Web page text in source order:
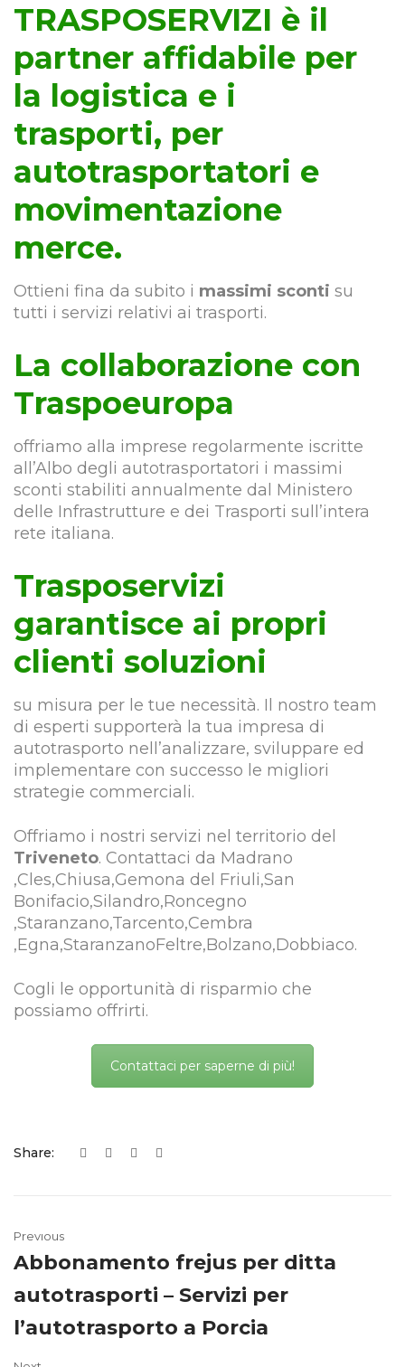
TRASPOSERVIZI è il
partner affidabile per
la logistica e i
trasporti, per
autotrasportatori e
movimentazione
merce.
Ottieni fina da subito i massimi sconti su
tutti i servizi relativi ai trasporti.
La collaborazione con
Traspoeuropa
offriamo alla imprese regolarmente iscritte
all’Albo degli autotrasportatori i massimi
sconti stabiliti annualmente dal Ministero
delle Infrastrutture e dei Trasporti sull’intera
rete italiana.
Trasposervizi
garantisce ai propri
clienti soluzioni
su misura per le tue necessità. Il nostro team
di esperti supporterà la tua impresa di
autotrasporto nell’analizzare, sviluppare ed
implementare con successo le migliori
strategie commerciali.
Offriamo i nostri servizi nel territorio del
Triveneto. Contattaci da Madrano
,Cles,Chiusa,Gemona del Friuli,San
Bonifacio,Silandro,Roncegno
,Staranzano,Tarcento,Cembra
,Egna,StaranzanoFeltre,Bolzano,Dobbiaco.
Cogli le opportunità di risparmio che
possiamo offrirti.
Contattaci per saperne di più!
Share:
Previous
Abbonamento frejus per ditta
autotrasporti – Servizi per
l’autotrasporto a Porcia